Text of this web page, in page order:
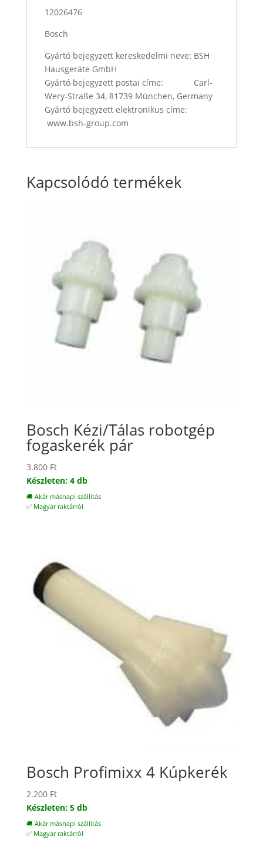
12026476
Bosch
Gyártó bejegyzett kereskedelmi neve: BSH
Hausgeräte GmbH
Gyártó bejegyzett postai címe: Carl-
Wery-Straße 34, 81739 München, Germany
Gyártó bejegyzett elektronikus címe:
www.bsh-group.com
Kapcsolódó termékek
Bosch Kézi/Tálas robotgép
fogaskerék pár
3.800 Ft
Készleten: 4 db
🚚 Akár másnapi szállítás
✅ Magyar raktárról
Bosch Profimixx 4 Kúpkerék
2.200 Ft
Készleten: 5 db
🚚 Akár másnapi szállítás
✅ Magyar raktárról